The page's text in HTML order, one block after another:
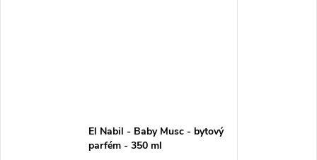
El Nabil - Baby Musc - bytový
parfém - 350 ml